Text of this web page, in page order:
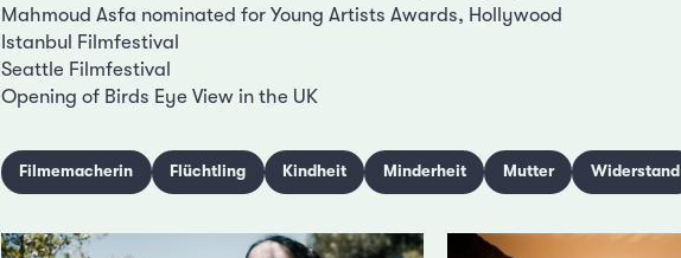
Mahmoud Asfa nominated for Young Artists Awards, Hollywood
Istanbul Filmfestival
Seattle Filmfestival
Opening of Birds Eye View in the UK
Filmemacherin Flüchtling Kindheit Minderheit Mutter Widerstand